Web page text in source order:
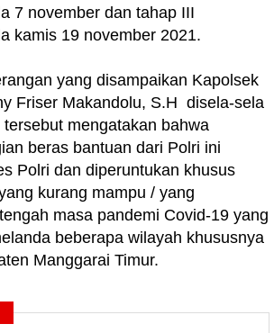
7 november dan tahap III
kamis 19 november 2021.
yang disampaikan Kapolsek
Friser Makandolu, S.H disela-sela
mengatakan bahwa
beras bantuan dari Polri ini
Polri dan diperuntukan khusus
kurang mampu / yang
masa pandemi Covid-19 yang
beberapa wilayah khususnya
Manggarai Timur.